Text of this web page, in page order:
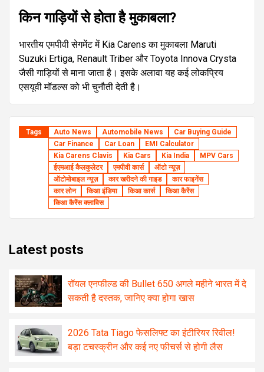
किन गाड़ियों से होता है मुकाबला?
भारतीय एमपीवी सेगमेंट में Kia Carens का मुकाबला Maruti
Suzuki Ertiga, Renault Triber और Toyota Innova Crysta
जैसी गाड़ियों से माना जाता है। इसके अलावा यह कई लोकप्रिय
एसयूवी मॉडल्स को भी चुनौती देती है।
Tags Auto News Automobile News
Car Buying Guide
Car Finance
Car Loan
EMI Calculator
Kia Carens Clavis
Kia Cars Kia India
MPV Cars
ईएमआई कैलकुलेटर
एमपीवी कार्स
ऑटो न्यूज़
ऑटोमोबाइल न्यूज़
कार खरीदने की गाइड
कार फाइनेंस
कार लोन
किआ इंडिया किआ कार्स
किआ कैरेंस
किआ कैरेंस क्लाविस
Latest posts
रॉयल एनफील्ड की Bullet 650 अगले महीने भारत में दे
सकती है दस्तक, जानिए क्या होगा खास
2026 Tata Tiago फेसलिफ्ट का इंटीरियर रिवील!
बड़ा टचस्क्रीन और कई नए फीचर्स से होगी लैस